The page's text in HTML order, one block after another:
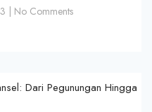
No Comments
Dari Pegunungan Hingga